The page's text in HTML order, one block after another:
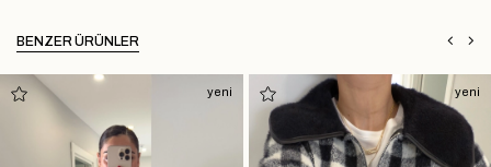
BENZER ÜRÜNLER
yeni yeni